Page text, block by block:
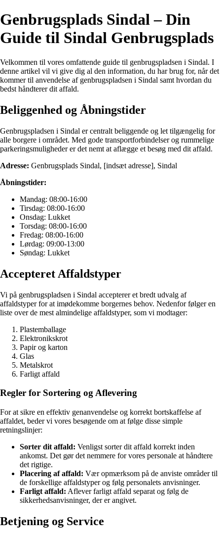
Genbrugsplads Sindal – Din
Guide til Sindal Genbrugsplads
Velkommen til vores omfattende guide til genbrugspladsen i Sindal. I
denne artikel vil vi give dig al den information, du har brug for, når det
kommer til anvendelse af genbrugspladsen i Sindal samt hvordan du
bedst håndterer dit affald.
Beliggenhed og Åbningstider
Genbrugspladsen i Sindal er centralt beliggende og let tilgængelig for
alle borgere i området. Med gode transportforbindelser og rummelige
parkeringsmuligheder er det nemt at aflægge et besøg med dit affald.
Adresse: Genbrugsplads Sindal, [indsæt adresse], Sindal
Åbningstider:
Mandag: 08:00-16:00
Tirsdag: 08:00-16:00
Onsdag: Lukket
Torsdag: 08:00-16:00
Fredag: 08:00-16:00
Lørdag: 09:00-13:00
Søndag: Lukket
Accepteret Affaldstyper
Vi på genbrugspladsen i Sindal accepterer et bredt udvalg af
affaldstyper for at imødekomme borgernes behov. Nedenfor følger en
liste over de mest almindelige affaldstyper, som vi modtager:
Plastemballage
Elektronikskrot
Papir og karton
Glas
Metalskrot
Farligt affald
Regler for Sortering og Aflevering
For at sikre en effektiv genanvendelse og korrekt bortskaffelse af
affaldet, beder vi vores besøgende om at følge disse simple
retningslinjer:
Sorter dit affald: Venligst sorter dit affald korrekt inden
ankomst. Det gør det nemmere for vores personale at håndtere
det rigtige.
Placering af affald: Vær opmærksom på de anviste områder til
de forskellige affaldstyper og følg personalets anvisninger.
Farligt affald: Aflever farligt affald separat og følg de
sikkerhedsanvisninger, der er angivet.
Betjening og Service